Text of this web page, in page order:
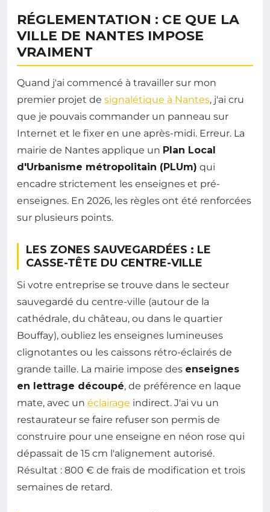
RÉGLEMENTATION : CE QUE LA
VILLE DE NANTES IMPOSE
VRAIMENT
Quand j'ai commencé à travailler sur mon
premier projet de signalétique à Nantes, j'ai cru
que je pouvais commander un panneau sur
Internet et le fixer en une après-midi. Erreur. La
mairie de Nantes applique un Plan Local
d'Urbanisme métropolitain (PLUm) qui
encadre strictement les enseignes et pré-
enseignes. En 2026, les règles ont été renforcées
sur plusieurs points.
LES ZONES SAUVEGARDÉES : LE
CASSE-TÊTE DU CENTRE-VILLE
Si votre entreprise se trouve dans le secteur
sauvegardé du centre-ville (autour de la
cathédrale, du château, ou dans le quartier
Bouffay), oubliez les enseignes lumineuses
clignotantes ou les caissons rétro-éclairés de
grande taille. La mairie impose des enseignes
en lettrage découpé, de préférence en laque
mate, avec un éclairage indirect. J'ai vu un
restaurateur se faire refuser son permis de
construire pour une enseigne en néon rose qui
dépassait de 15 cm l'alignement autorisé.
Résultat : 800 € de frais de modification et trois
semaines de retard.